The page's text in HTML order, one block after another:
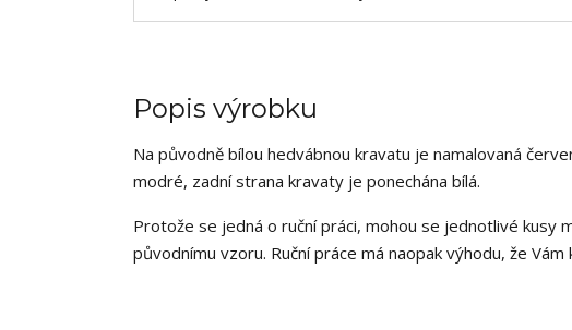
Popis výrobku
Na původně bílou hedvábnou kravatu je namalovaná
modré, zadní strana kravaty je ponechána bílá.
Protože se jedná o ruční práci, mohou se jednotlivé kusy
původnímu vzoru. Ruční práce má naopak výhodu, že